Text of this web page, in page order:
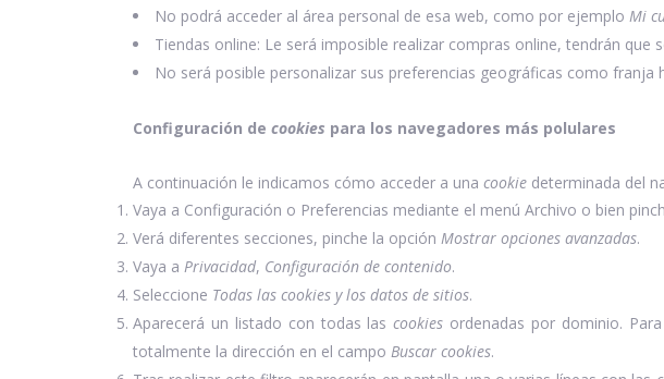
No podrá acceder al área personal de esa web, como por ejemplo Mi
Tiendas online: Le será imposible realizar compras online, tendrán
No será posible personalizar sus preferencias geográficas como franja
Configuración de cookies para los navegadores más polulares
A continuación le indicamos cómo acceder a una cookie determinada del
Vaya a Configuración o Preferencias mediante el menú Archivo o bien
Verá diferentes secciones, pinche la opción Mostrar opciones avanzadas.
Vaya a Privacidad, Configuración de contenido.
Seleccione Todas las cookies y los datos de sitios.
Aparecerá un listado con todas lascookies ordenadas por dominio.
totalmente la dirección en el campo Buscar cookies.